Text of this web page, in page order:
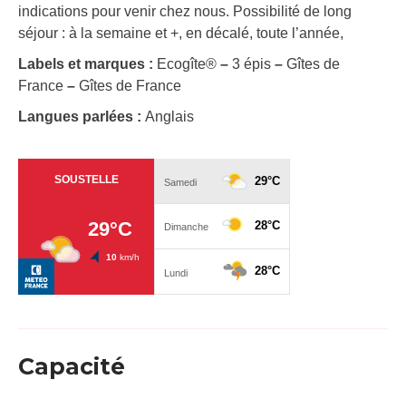
indications pour venir chez nous. Possibilité de long
séjour : à la semaine et +, en décalé, toute l’année,
Labels et marques : Ecogîte® – 3 épis – Gîtes de
France – Gîtes de France
Langues parlées : Anglais
Capacité